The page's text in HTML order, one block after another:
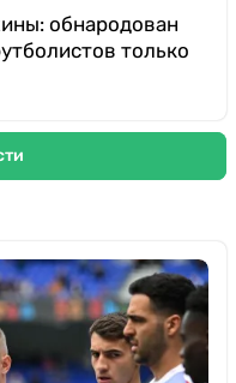
обнародован
только